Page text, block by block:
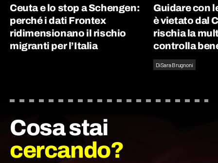
Ceuta e lo stop a Schengen:
perché i dati Frontex
ridimensionano il rischio
migranti per l’Italia
Guidare con
è vietato dal
rischia la
controlla
DiSara Brugnoni
Cosa stai
cercando?